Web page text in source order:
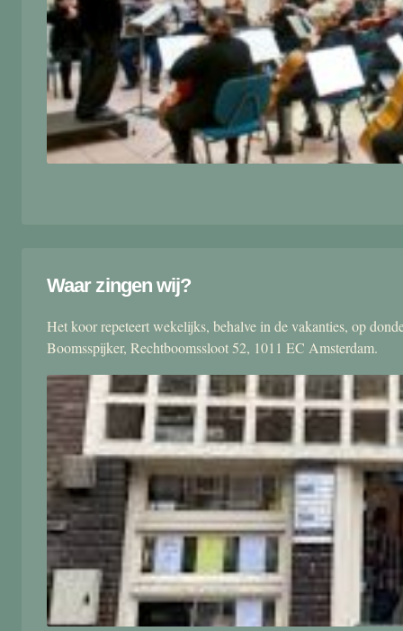
Waar zingen wij?
Het koor repeteert wekelijks, behalve in de vakanties, op
Boomsspijker, Rechtboomssloot 52, 1011 EC Amsterdam.